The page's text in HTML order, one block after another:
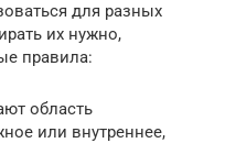
для разных
их нужно,
правила:
область
или внутреннее,